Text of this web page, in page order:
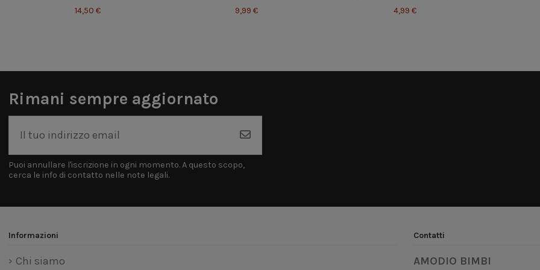
14,50 €
9,99 €
4,99 €
Rimani sempre aggiornato
Puoi annullare l'iscrizione in ogni momento. A questo scopo,
cerca le info di contatto nelle note legali.
Informazioni
Chi siamo
Contatti
AMODIO BIMBI